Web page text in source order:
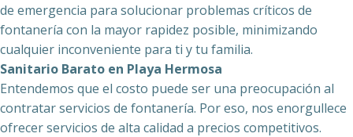
de emergencia para solucionar problemas críticos de
fontanería con la mayor rapidez posible, minimizando
cualquier inconveniente para ti y tu familia.
Sanitario Barato en Playa Hermosa
Entendemos que el costo puede ser una preocupación al
contratar servicios de fontanería. Por eso, nos enorgullece
ofrecer servicios de alta calidad a precios competitivos.